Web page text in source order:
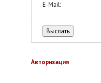
E-Mail:
Авторизация